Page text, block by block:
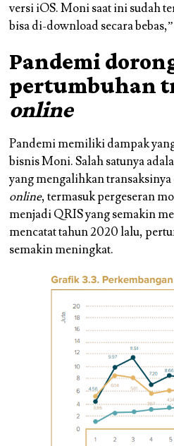
versi iOS. Moni saat ini sudah
bisa di-download secara
Pandemi
pertumbuhan
online
Pandemi memiliki dampak
bisnis Moni. Salah satunya
yang mengalihkan
online, termasuk pergeseran
menjadi QRIS yang semakin
mencatat tahun 2020 lalu,
semakin meningkat.